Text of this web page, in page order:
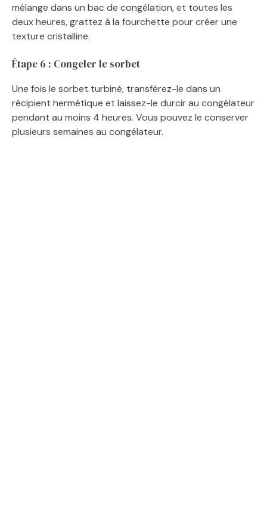
mélange dans un bac de congélation, et toutes les
deux heures, grattez à la fourchette pour créer une
texture cristalline.
Étape 6 : Congeler le sorbet
Une fois le sorbet turbiné, transférez-le dans un
récipient hermétique et laissez-le durcir au congélateur
pendant au moins 4 heures. Vous pouvez le conserver
plusieurs semaines au congélateur.